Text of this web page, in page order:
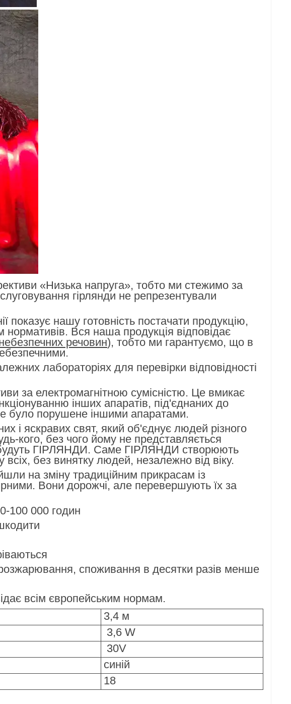
«Низька напруга», тобто ми стежимо за
гірлянди не репрезентували
показує нашу готовність постачати продукцію,
нормативів. Вся наша продукція відповідає
речовин), тобто ми гарантуємо, що в
лабораторіях для перевірки відповідності
за електромагнітною сумісністю. Це вмикає
інших апаратів, під'єднаних до
було порушене іншими апаратами.
і яскравих свят, який об'єднує людей різного
кого, без чого йому не представляється
будуть ГІРЛЯНДИ. Саме ГІРЛЯНДИ створюють
без винятку людей, незалежно від віку.
на зміну традиційним прикрасам із
Вони дорожчі, але перевершують їх за
100 000 годин
споживання в десятки разів менше
всім європейським нормам.
3,4 м
3,6 W
30V
синій
18